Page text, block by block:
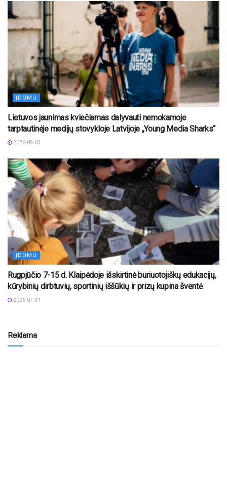
ĮDOMU
Lietuvos jaunimas kviečiamas dalyvauti nemokamoje
tarptautinėje medijų stovykloje Latvijoje „Young Media Sharks“
2026-08-03
ĮDOMU
Rugpjūčio 7-15 d. Klaipėdoje išskirtinė buriuotojiškų edukacijų,
kūrybinių dirbtuvių, sportinių iššūkių ir prizų kupina šventė
2026-07-31
Reklama